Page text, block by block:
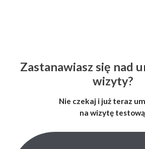
Zastanawiasz się nad
wizyty?
Nie czekaj i już teraz
na wizytę